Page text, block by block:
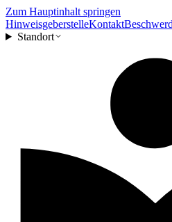
Zum Hauptinhalt springen
HinweisgeberstelleKontakt
Standort